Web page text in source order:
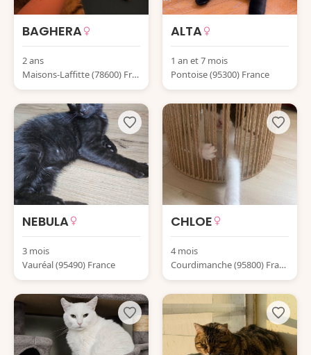
BAGHERA
2 ans
Maisons-Laffitte (78600) Fra
nce
ALTA
1 an et 7 mois
Pontoise (95300) France
NEBULA
3 mois
Vauréal (95490) France
CHLOE
4 mois
Courdimanche (95800) Franc
e